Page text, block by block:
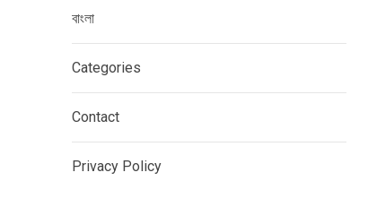
বাংলা
Categories
Contact
Privacy Policy